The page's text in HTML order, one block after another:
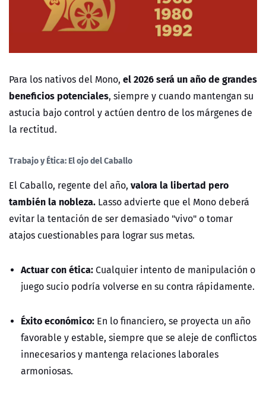
Para los nativos del Mono, el 2026 será un año de grandes
beneficios potenciales, siempre y cuando mantengan su
astucia bajo control y actúen dentro de los márgenes de
la rectitud.
Trabajo y Ética: El ojo del Caballo
El Caballo, regente del año, valora la libertad pero
también la nobleza. Lasso advierte que el Mono deberá
evitar la tentación de ser demasiado "vivo" o tomar
atajos cuestionables para lograr sus metas.
Actuar con ética:Cualquier intento de manipulación o
juego sucio podría volverse en su contra rápidamente.
Éxito económico: En lo financiero, se proyecta un año
favorable y estable, siempre que se aleje de conflictos
innecesarios y mantenga relaciones laborales
armoniosas.